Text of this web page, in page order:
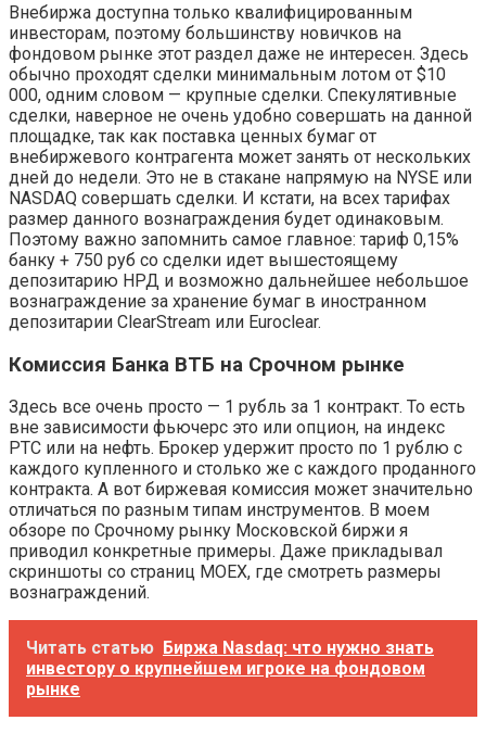
Внебиржа доступна только квалифицированным
инвесторам, поэтому большинству новичков на
фондовом рынке этот раздел даже не интересен. Здесь
обычно проходят сделки минимальным лотом от $10
000, одним словом — крупные сделки. Спекулятивные
сделки, наверное не очень удобно совершать на данной
площадке, так как поставка ценных бумаг от
внебиржевого контрагента может занять от нескольких
дней до недели. Это не в стакане напрямую на NYSE или
NASDAQ совершать сделки. И кстати, на всех тарифах
размер данного вознаграждения будет одинаковым.
Поэтому важно запомнить самое главное: тариф 0,15%
банку + 750 руб со сделки идет вышестоящему
депозитарию НРД и возможно дальнейшее небольшое
вознаграждение за хранение бумаг в иностранном
депозитарии ClearStream или Euroclear.
Комиссия Банка ВТБ на Срочном рынке
Здесь все очень просто — 1 рубль за 1 контракт. То есть
вне зависимости фьючерс это или опцион, на индекс
РТС или на нефть. Брокер удержит просто по 1 рублю с
каждого купленного и столько же с каждого проданного
контракта. А вот биржевая комиссия может значительно
отличаться по разным типам инструментов. В моем
обзоре по Срочному рынку Московской биржи я
приводил конкретные примеры. Даже прикладывал
скриншоты со страниц MOEX, где смотреть размеры
вознаграждений.
Читать статью Биржа Nasdaq: что нужно знать
инвестору о крупнейшем игроке на фондовом
рынке